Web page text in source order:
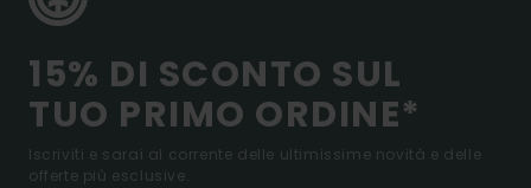
15% DI SCONTO SUL
TUO PRIMO ORDINE*
Iscriviti e sarai al corrente delle ultimissime novità e delle
offerte più esclusive.